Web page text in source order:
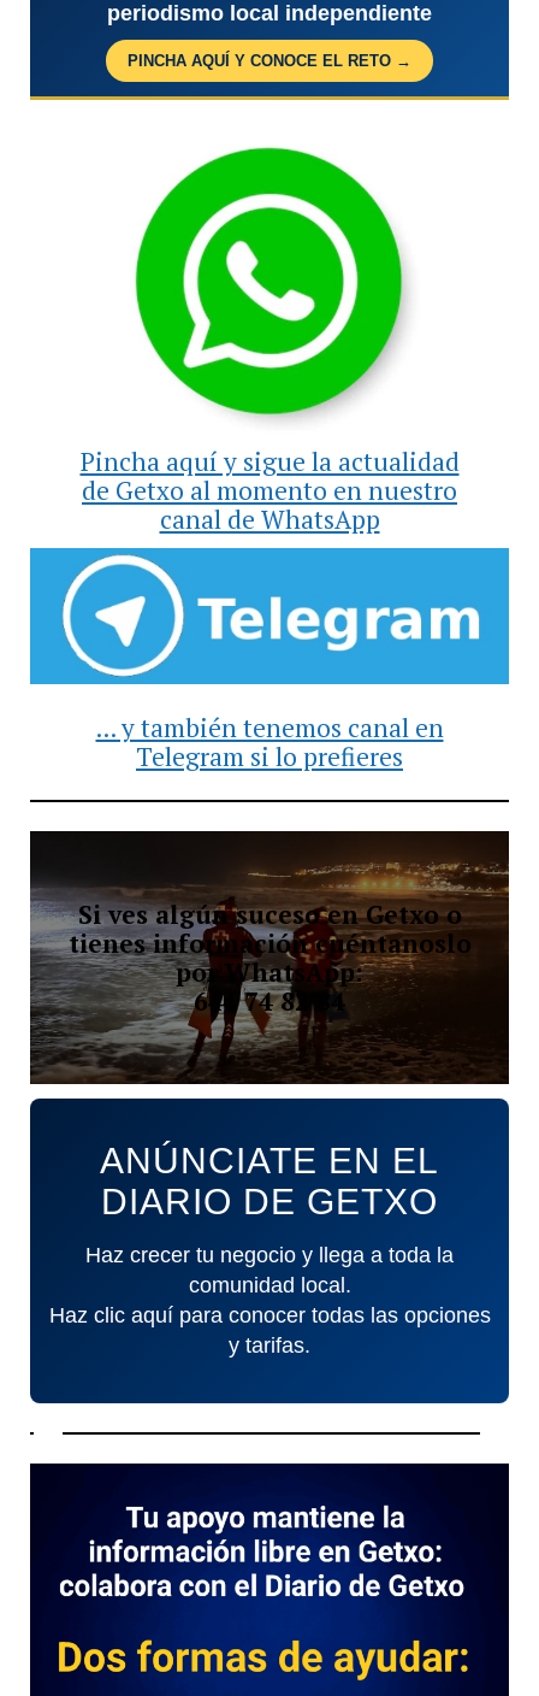
periodismo local independiente
PINCHA AQUÍ Y CONOCE EL RETO →
Pincha aquí y sigue la actualidad
de Getxo al momento en nuestro
canal de WhatsApp
... y también tenemos canal en
Telegram si lo prefieres
Si ves algún suceso en Getxo o
tienes información cuéntanoslo
por WhatsApp:
644 74 82 84
ANÚNCIATE EN EL
DIARIO DE GETXO
Haz crecer tu negocio y llega a toda la
comunidad local.
Haz clic aquí para conocer todas las opciones
y tarifas.